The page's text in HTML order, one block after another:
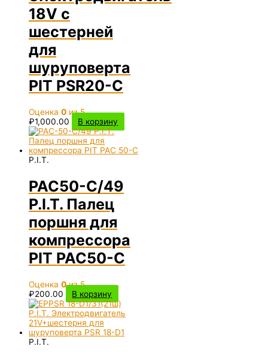
18V с
шестерней
для
шуруповерта
PIT PSR20-C
Оценка 0 из 5
₽1,000.00 В корзину
P.I.T.
PAC50-C/49
P.I.T. Палец
поршня для
компрессора
PIT PAC50-C
Оценка 0из 5
₽200.00 В корзину
P.I.T.